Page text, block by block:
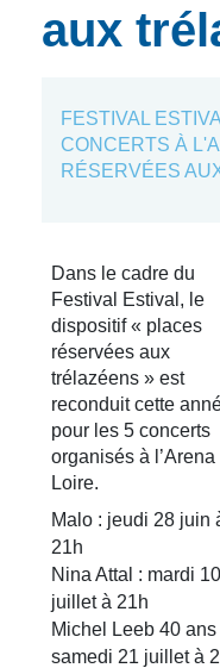
aux
FESTIVAL
CONCERTS À
RÉSERVÉES
Dans le cadre du
Festival Estival, le
dispositif « places
réservées aux
trélazéens » est
reconduit cette
pour les 5 concerts
organisés à l’Arena
Loire.
Malo : jeudi 28 juin
21h
Nina Attal : mardi 10
juillet à 21h
Michel Leeb 40 ans
samedi 21 juillet à